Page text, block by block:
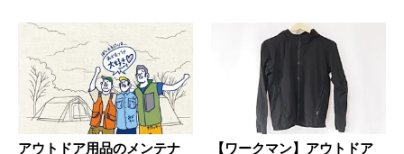
アウトドア用品のメンテナ
【ワークマン】アウトドア